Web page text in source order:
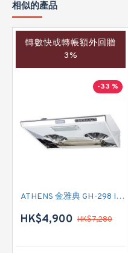
相似的產品
轉數快或轉帳額外回贈
3%
-33 %
ATHENS 金雅典 GH-298 IEC 標準抽油煙機
HK$4,900 HK$7,280